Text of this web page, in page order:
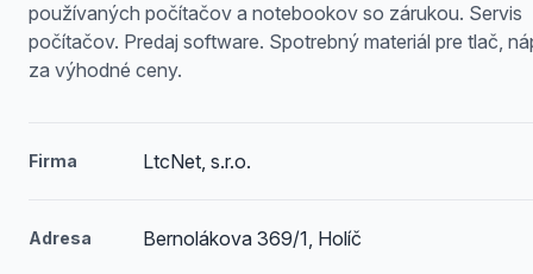
používaných počítačov a notebookov so zárukou. Servis
počítačov. Predaj software. Spotrebný materiál pre tlač,
za výhodné ceny.
Firma LtcNet, s.r.o.
Adresa Bernolákova 369/1, Holíč